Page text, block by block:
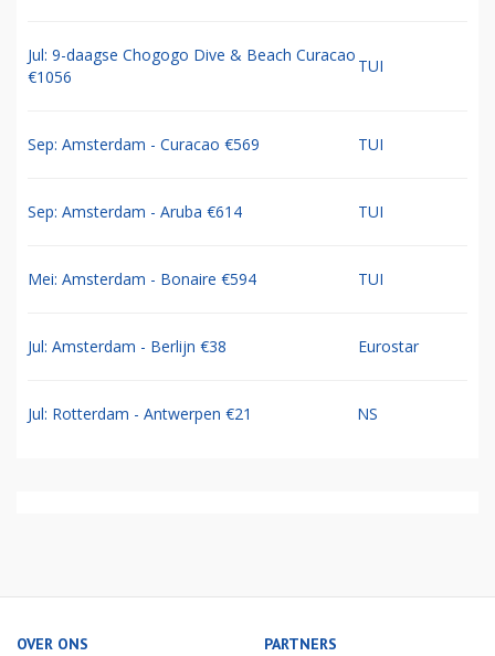
Jul: 9-daagse Chogogo Dive & Beach Curacao
€1056
TUI
Sep: Amsterdam - Curacao €569 TUI
Sep: Amsterdam - Aruba €614 TUI
Mei: Amsterdam - Bonaire €594 TUI
Jul: Amsterdam - Berlijn €38 Eurostar
Jul: Rotterdam - Antwerpen €21 NS
OVER ONS PARTNERS